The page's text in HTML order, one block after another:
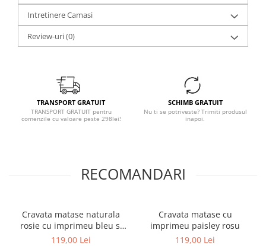
Intretinere Camasi
Review-uri(0)
TRANSPORT GRATUIT
TRANSPORT GRATUIT pentru
comenzile cu valoare peste 298lei!
SCHIMB GRATUIT
Nu ti se potriveste? Trimiti produsul
inapoi.
RECOMANDARI
Cravata matase naturala
rosie cu imprimeu bleu si
bej
119,00 Lei
Cravata matase cu
imprimeu paisley rosu
119,00 Lei